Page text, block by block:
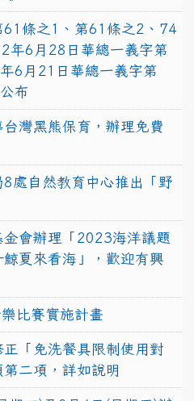
61條之1、第61條之2、74
年6月28日華總一義字第
6月21日華總一義字第
布
灣黑熊保育，辦理免費
處自然教育中心推出「野
會辦理「2023海洋議題
夏來看海」，歡迎有興
比賽實施計畫
「免洗餐具限制使用對
二項，詳如說明